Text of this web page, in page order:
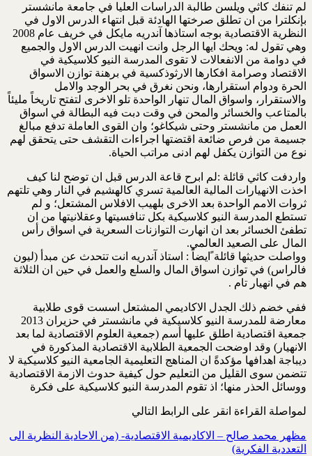
لم تنفك كاثي ويلسن طالبة الدراسات العليا في جامعة مانشستر
بإنكلترا من ان تطلق صرختها الهادئة قبل انتهاء الدرس الاول في
النظرية الاقتصادية بوجه استاذها آندريه مايكل في خريف عام 2008
وهي تقول له: ويحك ايها الرجل وانت انهيت الدرس الاول والجميع
في دوامة من الانفعالات لا تقوى المدرسة النيو كلاسيكية في
الاقتصاد وصرامة افكارها الارثوذكسية في برهنة توازن الاسواق
الحرة ودوام استقرارها، ونحن نغرق في بحر الوجد والامل
والاستقرار، واسواق المال تنهار الواحدة تلو الاخرى لتفتح تاريخاً مليئاً
بالمتاعب والخسائر والمحن في وقت دبت فيه البطالة في اسواق
العمل من مانشستر وحتى شيكاغو؛ وان القوى العاملة تدفع مبالغ
جسيمة من فرص ضائعة اقتضتها اجراءات التقشف حتى يتحقق لهم
نوع من التوازن يكفل لهم ادنى مراتب الحياة.
واردفت كاثي قائلة :لم ابرح قاعة الدرس قبل ان توضح لنا كيف
اخذت الانهيارات المالية العالمية تسري كالهشيم في النار وهي تلتهم
ثروات الامم الواحدة بعد الاخرى بلهيب الافلاس المشتعل؛ و لم
تستطع المدرسة النيو كلاسيكية بكل تنافسيتها وعقلانيتها من ان
تطفئ الخسائر بعد ان انهارت التوازنات السعرية في اسواق رأس
المال على الصعيد العالمي.
وواصلت حديثها قائلة ًايضاً : استاذ آندريه انت تتحدث عن مبدأ (ليون
فالراس) في توازن اسواق المال والسلع والعمل في حين ان الثلاثة
هم في انهيار تام .
ففي خضم ذلك الجدل الاكاديمي المشتعل اسست قوى طلابية
معارضة للمدرسة النيو كلاسيكية في مانشستر في حزيران 2013
جمعية اقتصادية اطلق عليها أسم (جمعية العلوم الاقتصادية لما بعد
الانهيار) وقد اوضحت الجمعية الطلابية الاقتصادية المذكورة في
ديباجة اهدافها مؤكدةً ان المناهج التعليمية الجامعية النيو كلاسيكية لا
تتضمن سوى القليل من التعليم حول كيفية حدوث الازمة الاقتصادية
ووسائل الحذر منها؛ اذ تقوم المدرسة النيو كلاسيكية على فكرة
لمواصلة القراءة انقر على الرابط التالي
مظهر محمد صالح – الاكاديمية الاقتصادية- (من الاحادية النظرية الى
التعددية الفكرية)